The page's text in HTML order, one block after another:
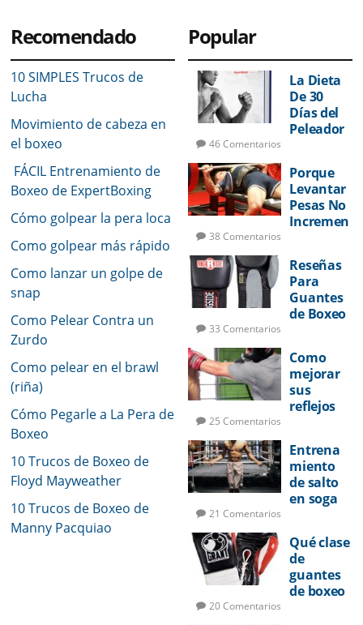
Recomendado
10 SIMPLES Trucos de
Lucha
Movimiento de cabeza en
el boxeo
FÁCIL Entrenamiento de
Boxeo de ExpertBoxing
Cómo golpear la pera loca
Como golpear más rápido
Como lanzar un golpe de
snap
Como Pelear Contra un
Zurdo
Como pelear en el brawl
(riña)
Cómo Pegarle a La Pera de
Boxeo
10 Trucos de Boxeo de
Floyd Mayweather
10 Trucos de Boxeo de
Manny Pacquiao
Popular
La Dieta
De 30
Días del
Peleador
46 Comentarios
Porque
Levantar
Pesas No
Incremen
de Golpeo
38 Comentarios
Reseñas
Para
Guantes
de Boxeo
33 Comentarios
Como
mejorar
sus
reflejos
25 Comentarios
Entrena
miento
de salto
en soga
21 Comentarios
Qué clase
de
guantes
de boxeo
20 Comentarios